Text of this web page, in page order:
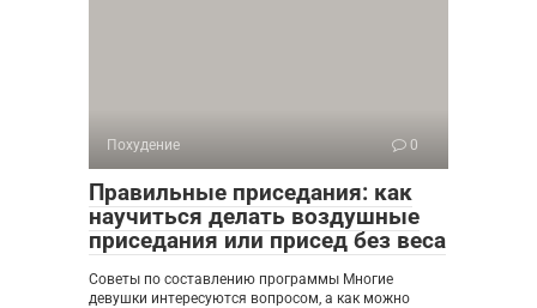
Похудение 0
Правильные приседания: как
научиться делать воздушные
приседания или присед без веса
Советы по составлению программы Многие
девушки интересуются вопросом, а как можно